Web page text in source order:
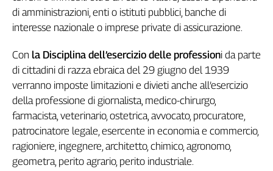
Liguria
Lombardia
Marche
Piemonte
Puglia
Sardegna
Sicilia
Toscana
Trentino
Umbria
Valle
di amministrazioni, enti o istituti pubblici, banche di
interesse nazionale o imprese private di assicurazione.
Con la Disciplina dell’esercizio delle professioni da parte
di cittadini di razza ebraica del 29 giugno del 1939
verranno imposte limitazioni e divieti anche all’esercizio
della professione di giornalista, medico-chirurgo,
farmacista, veterinario, ostetrica, avvocato, procuratore,
patrocinatore legale, esercente in economia e commercio,
ragioniere, ingegnere, architetto, chimico, agronomo,
geometra, perito agrario, perito industriale.